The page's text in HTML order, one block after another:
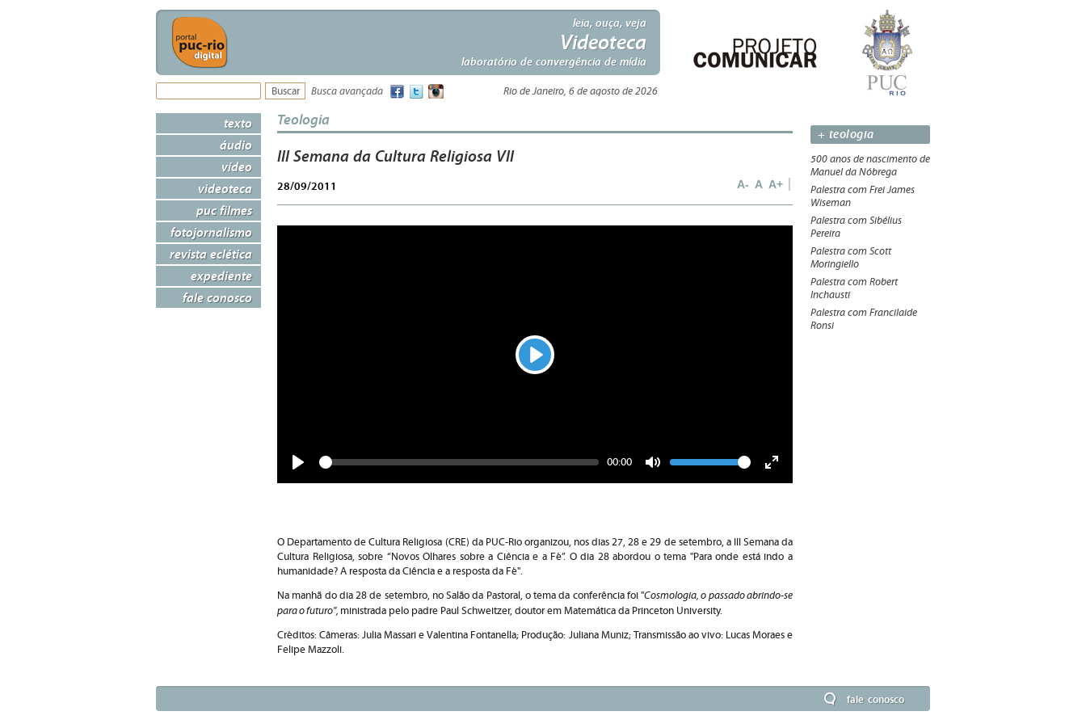
leia, ouça, veja
Videoteca
laboratório de convergência de mídia
Busca avançada Rio de Janeiro, 6 de agosto de 2026
texto
áudio
vídeo
videoteca
puc filmes
fotojornalismo
revista eclética
expediente
fale conosco
Teologia
III Semana da Cultura Religiosa VII
28/09/2011 A- A A+
Play
Seek
Current
00:00
Volume
O Departamento de Cultura Religiosa (CRE) da PUC-Rio organizou, nos dias 27, 28 e 29 de setembro, a III Semana da
Cultura Religiosa, sobre “Novos Olhares sobre a Ciência e a Fé”. O dia 28 abordou o tema "Para onde está indo a
humanidade? A resposta da Ciência e a resposta da Fé".
Na manhã do dia 28 de setembro, no Salão da Pastoral, o tema da conferência foi "Cosmologia, o passado abrindo-se
para o futuro", ministrada pelo padre Paul Schweitzer, doutor em Matemática da Princeton University.
Créditos: Câmeras: Julia Massari e Valentina Fontanella; Produção: Juliana Muniz; Transmissão ao vivo: Lucas Moraes e
Felipe Mazzoli.
+ teologia
500 anos de nascimento de
Manuel da Nóbrega
Palestra com Frei James
Wiseman
Palestra com Sibélius
Pereira
Palestra com Scott
Moringiello
Palestra com Robert
Inchausti
Palestra com Francilaide
Ronsi
fale conosco